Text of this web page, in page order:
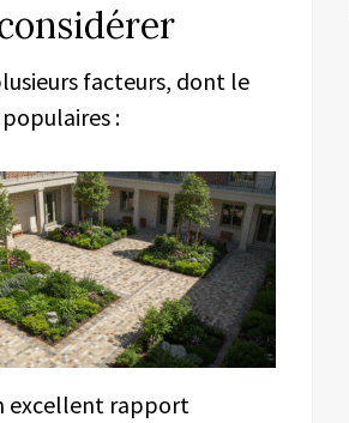
facteurs, dont le
:
excellent rapport